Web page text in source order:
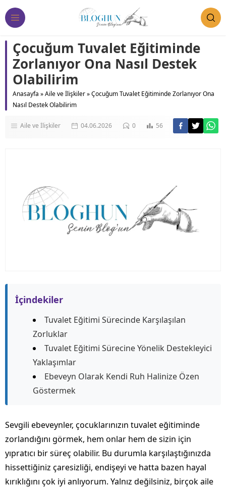
Çocuğum Tuvalet Eğitiminde
Zorlanıyor Ona Nasıl Destek
Olabilirim
Anasayfa »Aile ve İlişkiler»Çocuğum Tuvalet Eğitiminde Zorlanıyor Ona
Nasıl Destek Olabilirim
Aile ve İlişkiler 04.06.2026 0 56
İçindekiler
Tuvalet Eğitimi Sürecinde Karşılaşılan
Zorluklar
Tuvalet Eğitimi Sürecine Yönelik Destekleyici
Yaklaşımlar
Ebeveyn Olarak Kendi Ruh Halinize Özen
Göstermek
Sevgili ebeveynler, çocuklarınızın tuvalet eğitiminde
zorlandığını görmek, hem onlar hem de sizin için
yıpratıcı bir süreç olabilir. Bu durumla karşılaştığınızda
hissettiğiniz çaresizliği, endişeyi ve hatta bazen hayal
kırıklığını çok iyi anlıyorum. Yalnız değilsiniz, birçok aile